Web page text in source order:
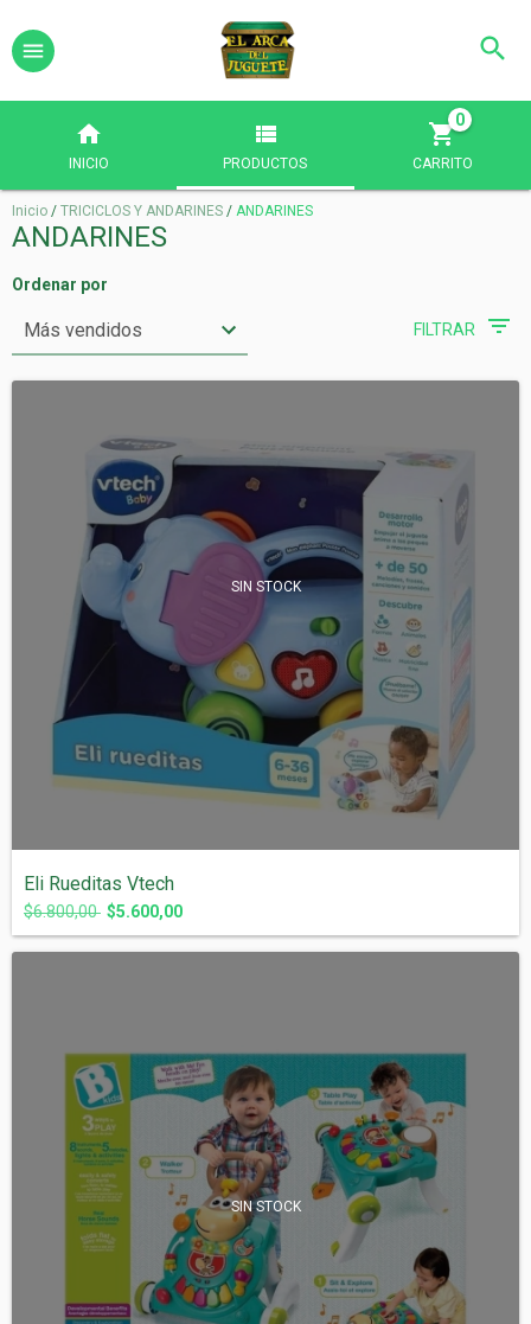
INICIO PRODUCTOS CARRITO
0
Inicio / TRICICLOS Y ANDARINES / ANDARINES
ANDARINES
Ordenar por
FILTRAR
SIN STOCK
Eli Rueditas Vtech
$6.800,00 $5.600,00
SIN STOCK